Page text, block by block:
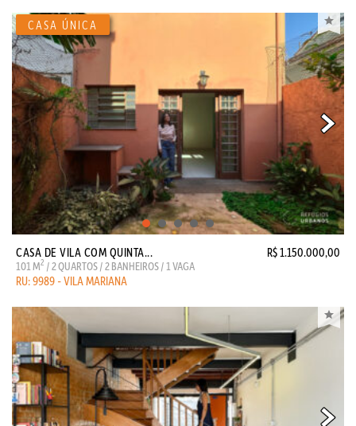
CASA DE VILA COM QUINTA... R$ 1.150.000,00
101 M2 / 2 QUARTOS / 2 BANHEIROS / 1 VAGA
RU: 9989 - VILA MARIANA